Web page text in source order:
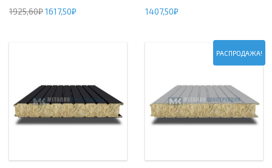
1925,60₽1617,50₽
1407,50₽
РАСПРОДАЖА!